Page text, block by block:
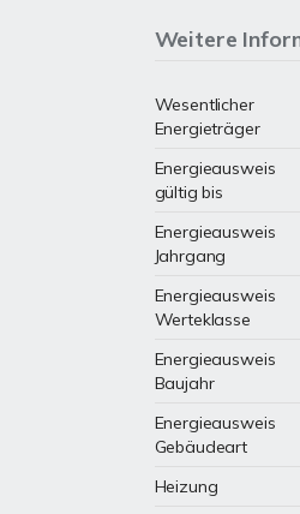
Weitere
Wesentlicher
Energieträger
Energieausweis
gültig bis
Energieausweis
Jahrgang
Energieausweis
Werteklasse
Energieausweis
Baujahr
Energieausweis
Gebäudeart
Heizung